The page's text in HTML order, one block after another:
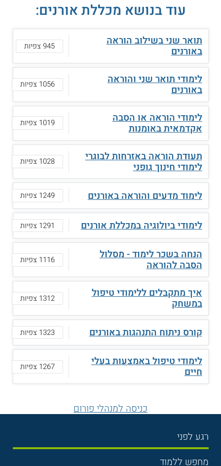
עוד בנושא מכללת אורנים:
תואר שני בשילוב הוראה
באורנים 945 צפיות
לימודי תואר שני והוראה
באורנים 1056 צפיות
לימודי הוראה או הסבה
אקדמאית באומנות 1019 צפיות
תעודת הוראה באזרחות לבוגרי
לימודי חינוך גופני 1028 צפיות
לימוד מדעים והוראה באורנים 1249 צפיות
לימודי ביולוגיה במכללת אורנים 1291 צפיות
הנחה בשכר לימוד - מסלול
הסבה להוראה 1116 צפיות
איך מתקבלים ללימודי טיפול
במשחק 1312 צפיות
קורס ניתוח התנהגות באורנים 1323 צפיות
לימודי טיפול באמצעות בעלי
חיים 1267 צפיות
כניסה למנהלי פורום
רגע לפני
בחירת לימודים
מחפש ללמוד